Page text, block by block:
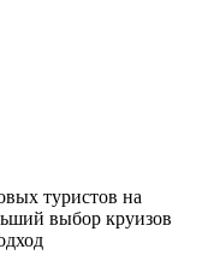
туристов на
выбор круизов